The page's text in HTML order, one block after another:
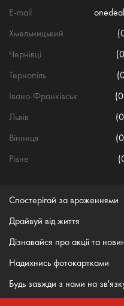
E-mail
Хмельницький
Чернівці
Тернопіль
Івано-Франківськ
Львів
Вінниця
Рівне
Спостерігай за враженнями
Драйвуй від життя
Дізнавайся про акції та
Надихнись фотокартками
Будь завжди з нами на